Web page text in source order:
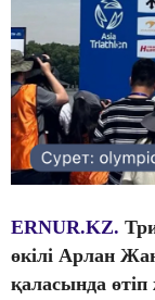
ERNUR.KZ.
өкілі Арлан
қаласында